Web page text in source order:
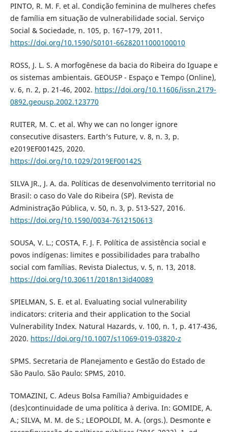
PINTO, R. M. F. et al. Condição feminina de mulheres chefes
de família em situação de vulnerabilidade social. Serviço
Social & Sociedade, n. 105, p. 167–179, 2011.
https://doi.org/10.1590/S0101-66282011000100010
ROSS, J. L. S. A morfogênese da bacia do Ribeira do Iguape e
os sistemas ambientais. GEOUSP - Espaço e Tempo (Online),
v. 6, n. 2, p. 21-46, 2002. https://doi.org/10.11606/issn.2179-
0892.geousp.2002.123770
RUITER, M. C. et al. Why we can no longer ignore
consecutive disasters. Earth’s Future, v. 8, n. 3, p.
e2019EF001425, 2020.
https://doi.org/10.1029/2019EF001425
SILVA JR., J. A. da. Políticas de desenvolvimento territorial no
Brasil: o caso do Vale do Ribeira (SP). Revista de
Administração Pública, v. 50, n. 3, p. 513-527, 2016.
https://doi.org/10.1590/0034-7612150613
SOUSA, V. L.; COSTA, F. J. F. Política de assistência social e
povos indígenas: limites e possibilidades para trabalho
social com famílias. Revista Dialectus, v. 5, n. 13, 2018.
https://doi.org/10.30611/2018n13id40089
SPIELMAN, S. E. et al. Evaluating social vulnerability
indicators: criteria and their application to the Social
Vulnerability Index. Natural Hazards, v. 100, n. 1, p. 417-436,
2020. https://doi.org/10.1007/s11069-019-03820-z
SPMS. Secretaria de Planejamento e Gestão do Estado de
São Paulo. São Paulo: SPMS, 2010.
TOMAZINI, C. Adeus Bolsa Família? Ambiguidades e
(des)continuidade de uma política à deriva. In: GOMIDE, A.
A.; SILVA, M. M. de S.; LEOPOLDI, M. A. (orgs.). Desmonte e